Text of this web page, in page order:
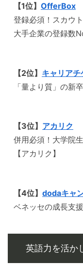
【1位】 OfferBox
登録必須！スカウ
大手企業の登録数
【2位】 キャリアチ
「量より質」の新
【3位】 アカリク
併用必須！大学院
【アカリク】
【4位】 dodaキャ
ベネッセの成長支
英語力を活か